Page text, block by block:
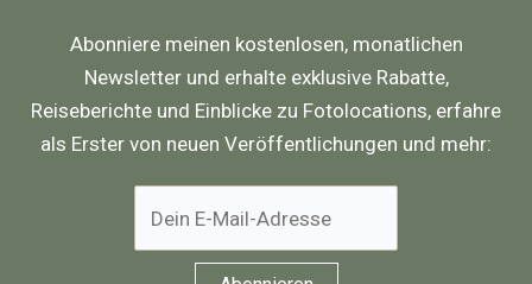
Abonniere meinen kostenlosen, monatlichen
Newsletter und erhalte exklusive Rabatte,
Reiseberichte und Einblicke zu Fotolocations, erfahre
als Erster von neuen Veröffentlichungen und mehr: